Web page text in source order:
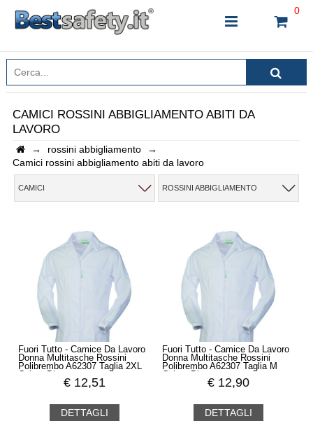
0
CERCANDO
CAMICI ROSSINI ABBIGLIAMENTO ABITI DA
LAVORO
→ rossini abbigliamento
→
Camici rossini abbigliamento abiti da lavoro
CAMICI ROSSINI ABBIGLIAMENTO
Fuori Tutto - Camice Da Lavoro
Donna Multitasche Rossini
Polibrembo A62307 Taglia 2XL
€ 12,51
DETTAGLI
Fuori Tutto - Camice Da Lavoro
Donna Multitasche Rossini
Polibrembo A62307 Taglia M
€ 12,90
DETTAGLI